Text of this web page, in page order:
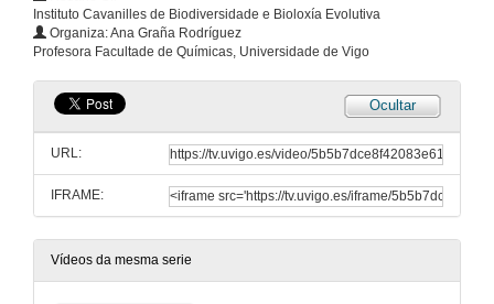
Instituto Cavanilles de Biodiversidade e Bioloxía Evolutiva
Organiza: Ana Graña Rodríguez
Profesora Facultade de Químicas, Universidade de Vigo
Ocultar
URL:
IFRAME:
Vídeos da mesma serie